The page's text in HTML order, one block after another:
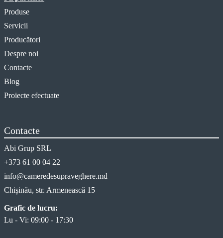
Produse
Servicii
Producători
Despre noi
Contacte
Blog
Proiecte efectuate
Contacte
Abi Grup SRL
+373 61 00 04 22
info@cameredesupraveghere.md
Chișinău, str. Armenească 15
Grafic de lucru:
Lu - Vi: 09:00 - 17:30